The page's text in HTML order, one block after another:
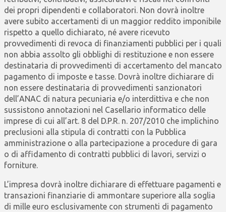
dei propri dipendenti e collaboratori. Non dovrà inoltre
avere subito accertamenti di un maggior reddito imponibile
rispetto a quello dichiarato, né avere ricevuto
provvedimenti di revoca di finanziamenti pubblici per i quali
non abbia assolto gli obblighi di restituzione e non essere
destinataria di provvedimenti di accertamento del mancato
pagamento di imposte e tasse. Dovrà inoltre dichiarare di
non essere destinataria di provvedimenti sanzionatori
dell’ANAC di natura pecuniaria e/o interdittiva e che non
sussistono annotazioni nel Casellario informatico delle
imprese di cui all’art. 8 del D.P.R. n. 207/2010 che implichino
preclusioni alla stipula di contratti con la Pubblica
amministrazione o alla partecipazione a procedure di gara
o di affidamento di contratti pubblici di lavori, servizi o
forniture.
L’impresa dovrà inoltre dichiarare di effettuare pagamenti e
transazioni finanziarie di ammontare superiore alla soglia
di mille euro esclusivamente con strumenti di pagamento